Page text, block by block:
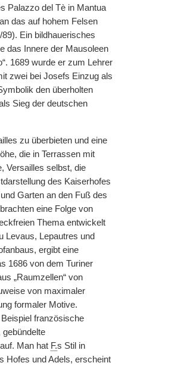
Palazzo del Tè in Mantua
das auf hohem Felsen
Ein bildhauerisches
das Innere der Mausoleen
1689 wurde er zum Lehrer
zwei bei Josefs Einzug als
den überholten
Sieg der deutschen
zu überbieten und eine
die in Terrassen mit
Versailles selbst, die
des Kaiserhofes
Garten an den Fuß des
eine Folge von
Thema entwickelt
Levaus, Lepautres und
ergibt eine
1686 von dem Turiner
„Raumzellen“ von
von maximaler
formaler Motive.
französische
Man hat F.s Stil in
Hofes und Adels, erscheint